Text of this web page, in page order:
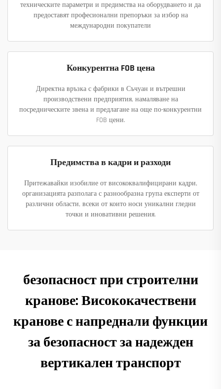
техническите параметри и предимства на оборудването и да
предоставят професионални препоръки за избор на
международни покупатели
Конкурентна FOB цена
Директна връзка с фабрики в Съчуан и вътрешни
производствени предприятия, намаляване на
посредническите звена и предлагане на още по-конкурентни
FOB цени.
Предимства в кадри и разходи
Притежавайки изобилие от висококвалифицирани кадри,
организацията разполага с разнообразна група експерти от
различни области, всеки от които носи уникални гледни
точки и иновативни решения.
безопасност при строителни
кранове: Висококачествени
кранове с напреднали функции
за безопасност за надежден
вертикален транспорт